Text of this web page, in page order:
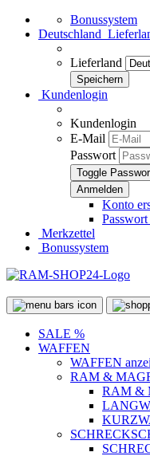
Bonussystem
Deutschland
Lieferland
Kundenlogin
Kundenlogin
E-Mail
Passwort
Toggle
Konto
Passwort
Merkzettel
Bonussystem
SALE %
WAFFEN
WAFFEN
RAM &
RAM &